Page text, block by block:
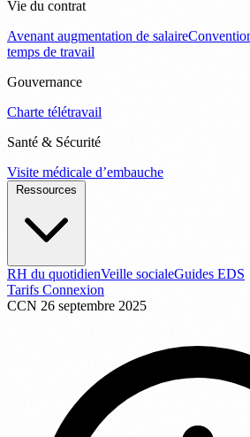
Vie du contrat
Avenant augmentation de salaire
temps de travail
Gouvernance
Charte télétravail
Santé & Sécurité
Visite médicale d’embauche
RH du quotidienVeille socialeGuides EDS
Tarifs Connexion
CCN 26 septembre 2025